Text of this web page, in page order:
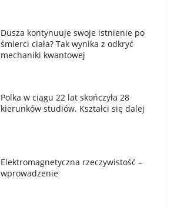
Dusza kontynuuje swoje istnienie po
śmierci ciała? Tak wynika z odkryć
mechaniki kwantowej
Polka w ciągu 22 lat skończyła 28
kierunków studiów. Kształci się dalej
Elektromagnetyczna rzeczywistość –
wprowadzenie